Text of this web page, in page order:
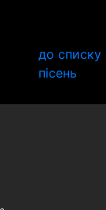
до списку
пісень